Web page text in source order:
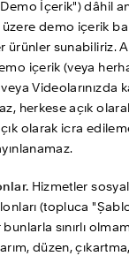
İçerik") dâhil
demo içerik
ürünler sunabiliriz.
içerik (veya
Videolarınızda
herkese açık
olarak icra
Hizmetler
(topluca
sınırlı
düzen,